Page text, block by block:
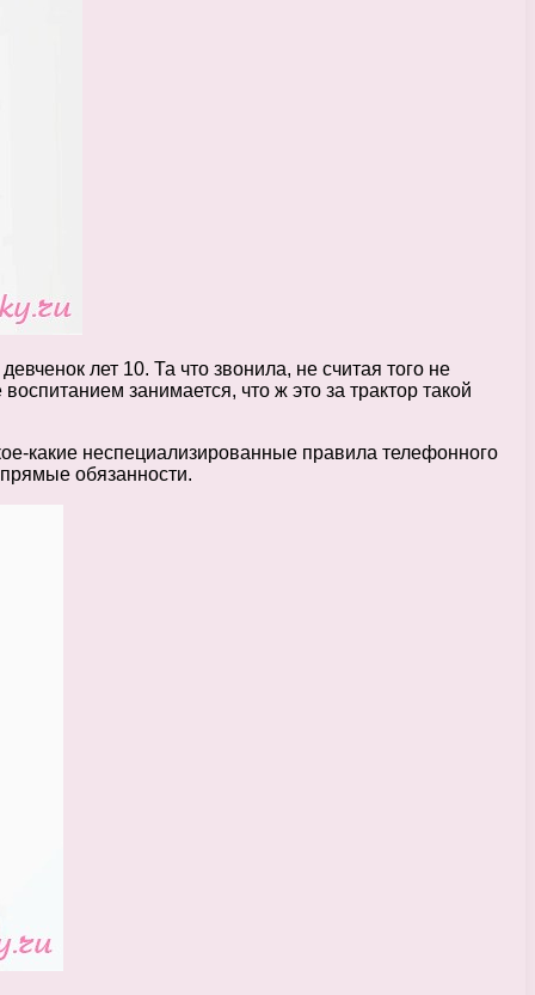
лет 10. Та что звонила, не считая того не
занимается, что ж это за трактор такой
какие неспециализированные правила телефонного
обязанности.